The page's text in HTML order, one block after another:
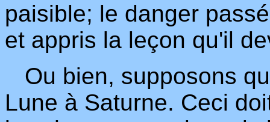
paisible; le danger
et appris la leçon qu'il
Ou bien, supposons
Lune à Saturne. Ceci